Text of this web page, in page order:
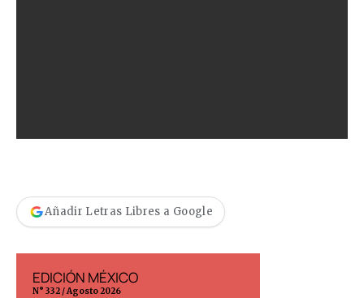
Añadir Letras Libres a Google
EDICIÓN MÉXICO
N° 332 / Agosto 2026